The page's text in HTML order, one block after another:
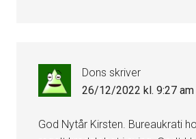
Dons skriver
26/12/2022 kl. 9:27 am
God Nytår Kirsten. Bureaukrati